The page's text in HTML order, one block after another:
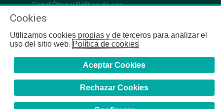
Canal Ético y Política de uso
Cookies
Utilizamos cookies propias y de terceros para analizar el
uso del sitio web.Política de cookies
Aceptar Cookies
Rechazar Cookies